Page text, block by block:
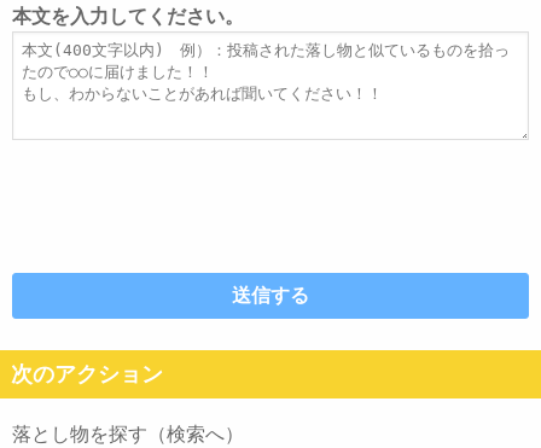
レ
ス
ト
ル
本文を入力してください。
本
文
次のアクション
落とし物を探す（検索へ）